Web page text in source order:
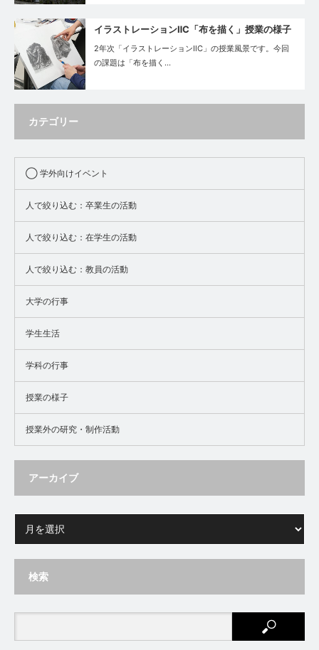
イラストレーションⅡC「布を描く」授業の様子
2年次「イラストレーションⅡC」の授業風景です。今回
の課題は「布を描く…
カテゴリー
◯ 学外向けイベント
人で絞り込む：卒業生の活動
人で絞り込む：在学生の活動
人で絞り込む：教員の活動
大学の行事
学生生活
学科の行事
授業の様子
授業外の研究・制作活動
アーカイブ
検索